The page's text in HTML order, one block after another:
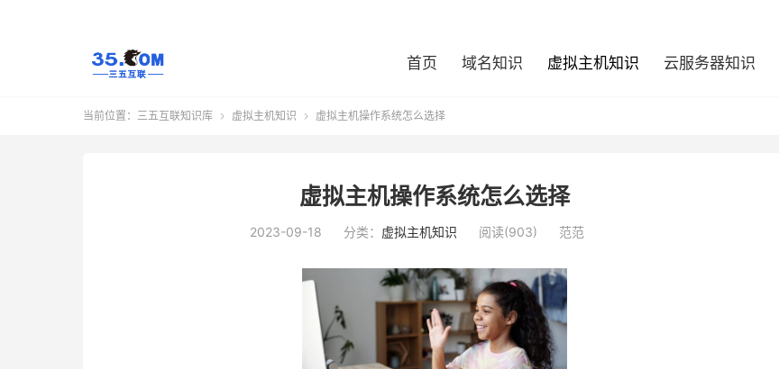
首页 域名知识 虚拟主机知识 云服务器知识
当前位置： 三五互联知识库  虚拟主机知识  虚拟主机操作系统怎么选择
虚拟主机操作系统怎么选择
2023-09-18 分类： 虚拟主机知识 阅读(903) 范范